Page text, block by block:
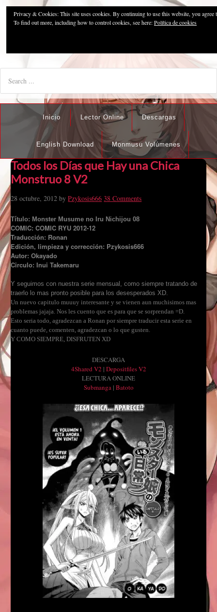
Pzykosis666HFansub
Inicio Lector Online Descargas
English Download Monmusu Volúmenes
Todos los Días que Hay una Chica
Monstruo 8 V2
28 octubre, 2012 byPzykosis666 38 Comments
Título: Monster Musume no Iru Nichijou 08
COMIC: COMIC RYU 2012-12
Traducción: Ronan
Edición, limpieza y corrección: Pzykosis666
Autor: Okayado
Circulo: Inui Takemaru
Y seguimos con nuestra serie mensual, como siempre tratando de
traerlo lo mas pronto posible para los desesperados XD.
Un nuevo capitulo muuuy interesante y se vienen aun muchisimos mas
problemas jajaja. Nos les cuento que es para que se sorprendan =D.
Esto seria todo, agradezcan a Ronan por siempre traducir esta serie en
cuanto puede, comenten, agradezcan o lo que gusten.
Y COMO SIEMPRE, DISFRUTEN XD
DESCARGA
4Shared V2 | Depositfiles V2
LECTURA ONLINE
Submanga| Batoto
Privacy & Cookies: This site uses cookies. By continuing to use this website, you agree
To find out more, including how to control cookies, see here:Política de cookies